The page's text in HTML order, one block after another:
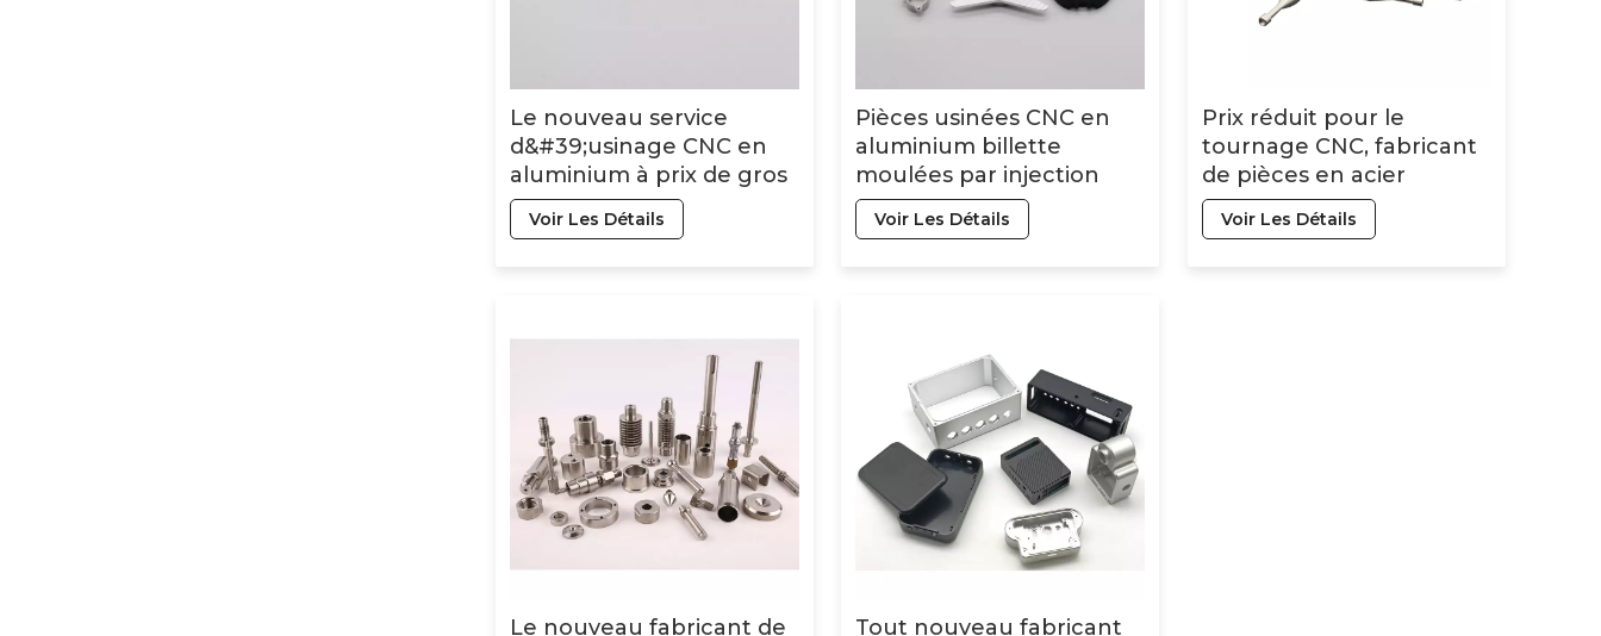
Le nouveau service
d&#39;usinage CNC en
aluminium à prix de gros
de pièces de tôlerie
Voir Les Détails
Pièces usinées CNC en
aluminium billette
moulées par injection
plastique de haute
qualité et à bas prix
Voir Les Détails
Prix ​​réduit pour le
tournage CNC, fabricant
de pièces en acier
inoxydable, pièces en
plastique et métal pour
Voir Les Détails
Le nouveau fabricant de
Tout nouveau fabricant